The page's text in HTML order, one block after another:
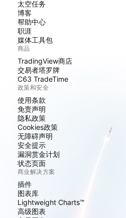
太空任务
博客
帮助中心
职涯
媒体工具包
商品
TradingView商店
交易者塔罗牌
C63 TradeTime
政策和安全
使用条款
免责声明
隐私政策
Cookies政策
无障碍声明
安全提示
漏洞赏金计划
状态页面
商业解决方案
插件
图表库
Lightweight Charts™
高级图表